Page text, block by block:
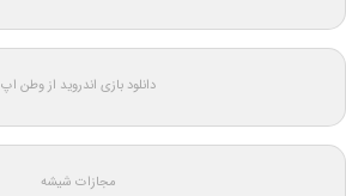
دانلود بازی اندروید از وطن اپ
مجازات شیشه